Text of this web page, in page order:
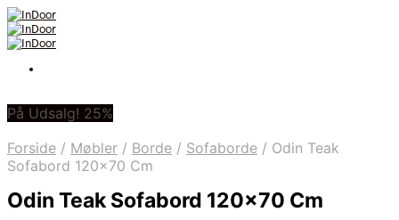
På Udsalg! 25%
Forside / Møbler / Borde / Sofaborde / Odin Teak
Sofabord 120×70 Cm
Odin Teak Sofabord 120×70 Cm